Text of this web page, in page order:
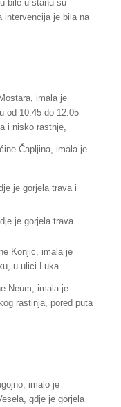
bile u stanu su
intervencija je bila na
imala je
od 10:45 do 12:05
i nisko rastnje,
Čapljina, imala je
je gorjela trava i
je gorjela trava.
Konjic, imala je
u ulici Luka.
Neum, imala je
rastinja, pored puta
imalo je
gdje je gorjela